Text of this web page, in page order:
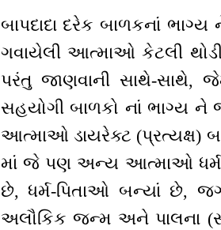
બાપદાદા દરેક બાળકનાં
ગવાયેલી આત્માઓ કેટલી
પરંતુ જાણવાની સાથે-સાથે,
સહયોગી બાળકો નાં ભાગ્ય
આત્માઓ ડાયરેક્ટ (પ્રત્યક્ષ)
માં જે પણ અન્ય આત્માઓ ધર્મ
છે, ધર્મ-પિતાઓ બન્યાં છે,
અલૌકિક જન્મ અને પાલના